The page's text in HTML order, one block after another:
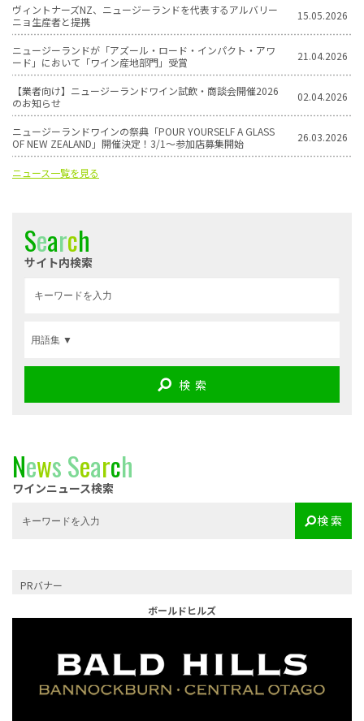
ヴィントナーズNZ、ニュージーランドを代表するアルバリー
ニョ生産者と提携
15.05.2026
ニュージーランドが「アズール・ロード・インパクト・アワ
ード」において「ワイン産地部門」受賞
21.04.2026
【業者向け】ニュージーランドワイン試飲・商談会開催2026
のお知らせ
02.04.2026
ニュージーランドワインの祭典「POUR YOURSELF A GLASS
OF NEW ZEALAND」開催決定！3/1〜参加店募集開始
26.03.2026
ニュース一覧を見る
Search
サイト内検索
検 索
NewsSearch
ワインニュース検索
検 索
PRバナー
ボールドヒルズ